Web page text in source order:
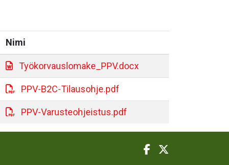
Nimi
Työkorvauslomake_PPV.docx
PPV-B2C-Tilausohje.pdf
PPV-Varusteohjeistus.pdf